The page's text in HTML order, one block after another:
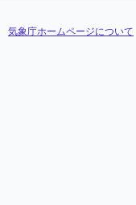
気象庁ホームページについて